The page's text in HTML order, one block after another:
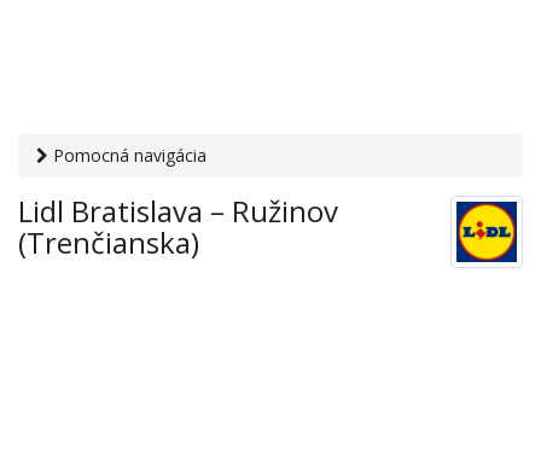
Pomocná navigácia
supermarkety› Lidl Bratislava – Ružinov (Trenčianska)
Lidl Bratislava – Ružinov
(Trenčianska)